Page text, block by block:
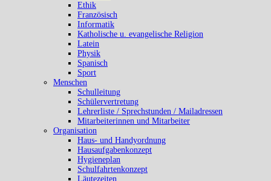
Ethik
Französisch
Informatik
Katholische u. evangelische Religion
Latein
Physik
Spanisch
Sport
Menschen
Schulleitung
Schülervertretung
Lehrerliste / Sprechstunden / Mailadressen
Mitarbeiterinnen und Mitarbeiter
Organisation
Haus- und Handyordnung
Hausaufgabenkonzept
Hygieneplan
Schulfahrtenkonzept
Läutezeiten